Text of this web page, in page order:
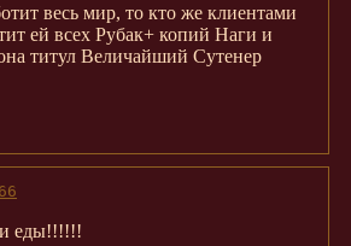
весь мир, то кто же клиентами
ей всех Рубак+ копий Наги и
титул Величайший Сутенер
еды!!!!!!